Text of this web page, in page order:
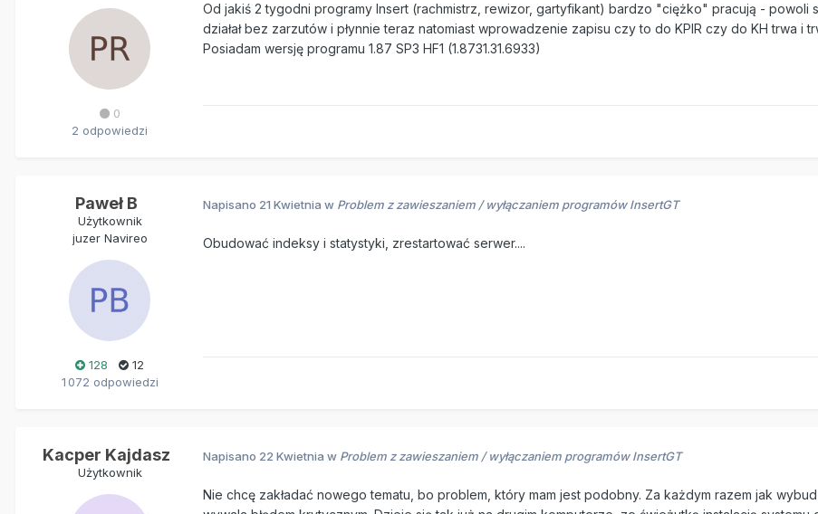
0
2 odpowiedzi
Od jakiś 2 tygodni programy Insert (rachmistrz, rewizor, gartyfikant) bardzo "ciężko" pracują - powoli
działał bez zarzutów i płynnie teraz natomiast wprowadzenie zapisu czy to do KPIR czy do KH trwa i
Posiadam wersję programu 1.87 SP3 HF1 (1.8731.31.6933)
Paweł B
Użytkownik
juzer Navireo
128
12
1 072 odpowiedzi
Napisano 21 Kwietnia w Problem z zawieszaniem / wyłączaniem programów InsertGT
Obudować indeksy i statystyki, zrestartować serwer....
Kacper Kajdasz
Użytkownik
Napisano 22 Kwietnia w Problem z zawieszaniem / wyłączaniem programów InsertGT
Nie chcę zakładać nowego tematu, bo problem, który mam jest podobny. Za każdym razem jak